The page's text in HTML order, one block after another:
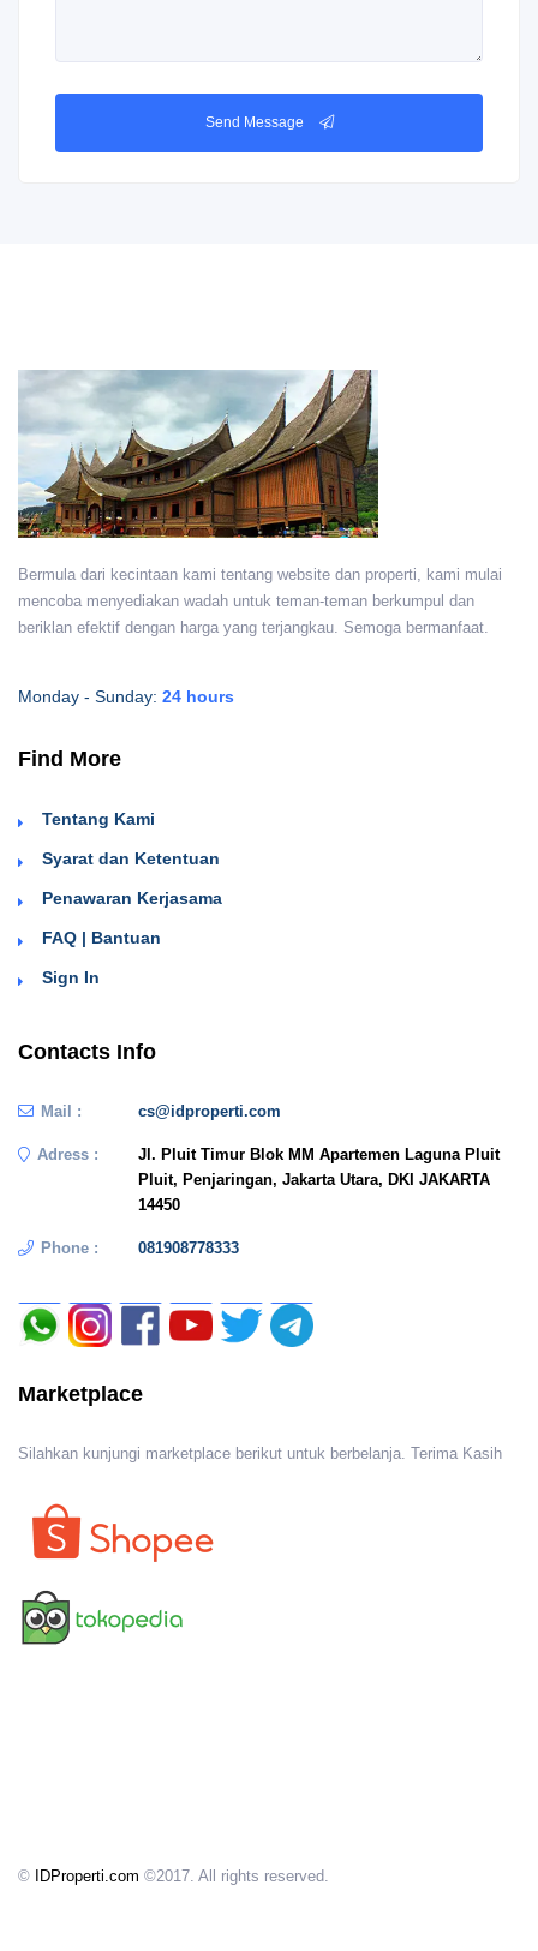
Send Message
Bermula dari kecintaan kami tentang website dan properti, kami mulai
mencoba menyediakan wadah untuk teman-teman berkumpul dan
beriklan efektif dengan harga yang terjangkau. Semoga bermanfaat.
Monday - Sunday: 24 hours
Find More
Tentang Kami
Syarat dan Ketentuan
Penawaran Kerjasama
FAQ | Bantuan
Sign In
Contacts Info
Mail : cs@idproperti.com
Adress :
Jl. Pluit Timur Blok MM Apartemen Laguna Pluit
Pluit, Penjaringan, Jakarta Utara, DKI JAKARTA
14450
Phone : 081908778333
Marketplace
Silahkan kunjungi marketplace berikut untuk berbelanja. Terima Kasih
© IDProperti.com ©2017. All rights reserved.